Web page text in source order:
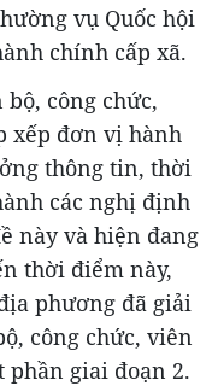
vụ Quốc hội
chính cấp xã.
công chức,
xếp đơn vị hành
thông tin, thời
các nghị định
này và hiện đang
thời điểm này,
phương đã giải
công chức, viên
phần giai đoạn 2.